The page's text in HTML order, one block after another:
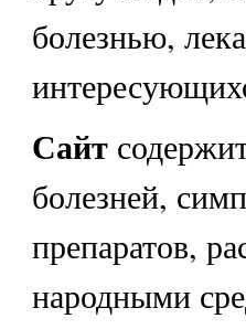
болезнью,
Сайт
болезней,
препаратов,
народными